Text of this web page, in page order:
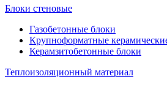
Блоки стеновые
Газобетонные блоки
Крупноформатные
Керамзитобетонные блоки
Теплоизоляционный материал